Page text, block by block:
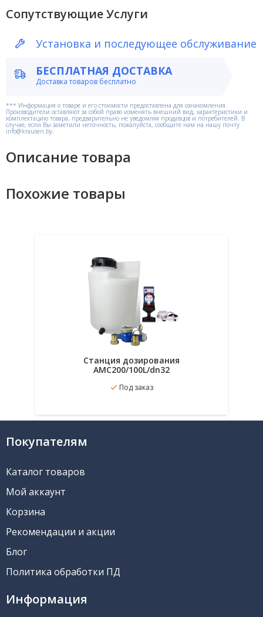
Сопутствующие Услуги
Установка и последующее обслуживание
БЕСПЛАТНАЯ ДОСТАВКА
Доставка товаров бесплатно
*** Информация о товаре и его стоимости предоставлена для ознакомления.
Производители оставляют за собой право изменять внешний вид, характеристики и
комплектацию товара, предварительно не уведомляя продавцов и потребителей. В
случае, если Вы заметили неточность, пожалуйста, сообщите нам на нашу почту
info@krausen.by.
Описание товара
Похожие товары
Станция дозирования
AMC200/100L/dn32
Под заказ
В избранное Подробнее
Покупателям
Каталог товаров
Мой аккаунт
Корзина
Рекомендации и акции
Блог
Политика обработки ПД
Информация